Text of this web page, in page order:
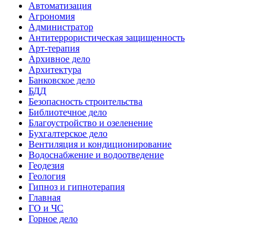
Автоматизация
Агрономия
Администратор
Антитеррористическая защищенность
Арт-терапия
Архивное дело
Архитектура
Банковское дело
БДД
Безопасность строительства
Библиотечное дело
Благоустройство и озеленение
Бухгалтерское дело
Вентиляция и кондиционирование
Водоснабжение и водоотведение
Геодезия
Геология
Гипноз и гипнотерапия
Главная
ГО и ЧС
Горное дело